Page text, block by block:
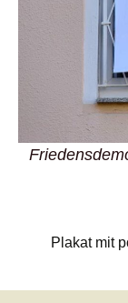
Plakat mit